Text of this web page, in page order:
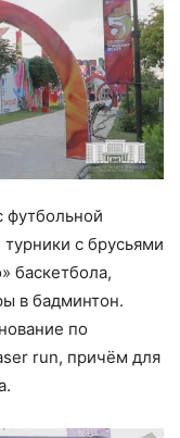
футбольной
с брусьями
баскетбола,
в бадминтон.
по
run, причём для